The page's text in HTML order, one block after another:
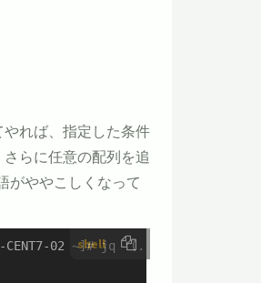
やれば、指定した条件
らに任意の配列を追
がややこしくなって
shell
CENT7-02 ~]# jq '(.[] |